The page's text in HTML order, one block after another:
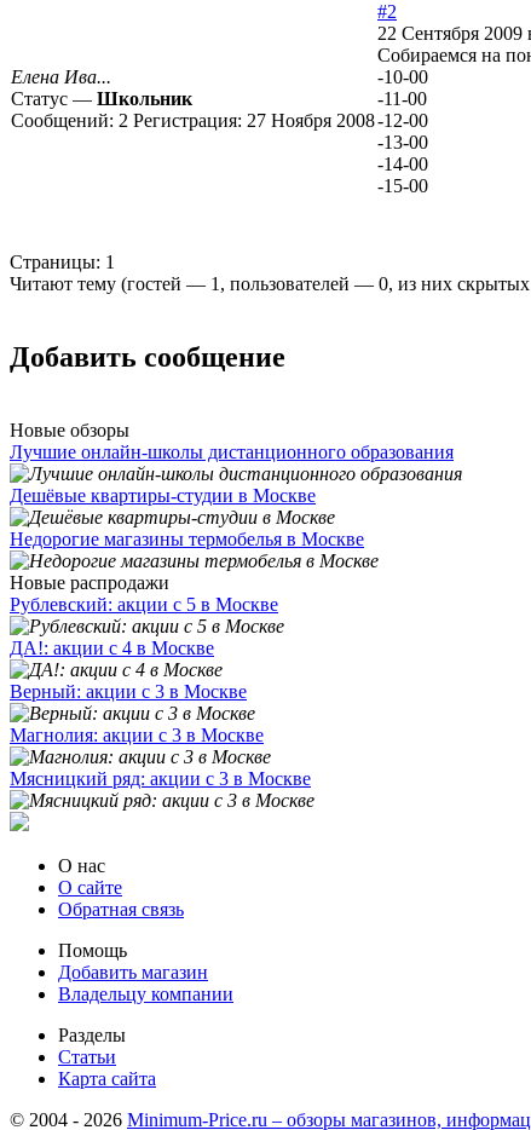
Елена Ива...
Статус — Школьник
Сообщений: 2 Регистрация: 27 Ноября 2008
#2
22 Сентября 2009
Собираемся на
-10-00
-11-00
-12-00
-13-00
-14-00
-15-00
Страницы: 1
Читают тему (гостей — 1 , пользователей — 0, из них
Добавить сообщение
Новые обзоры
Лучшие онлайн-школы дистанционного образования
Дешёвые квартиры-студии в Москве
Недорогие магазины термобелья в Москве
Новые распродажи
Рублевский: акции с 5 в Москве
ДА!: акции с 4 в Москве
Верный: акции с 3 в Москве
Магнолия: акции с 3 в Москве
Мясницкий ряд: акции с 3 в Москве
О нас
О сайте
Обратная связь
Помощь
Добавить магазин
Владельцу компании
Разделы
Статьи
Карта сайта
© 2004 - 2026 Minimum-Price.ru – обзоры магазинов,